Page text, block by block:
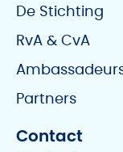
De Stichting
RvA & CvA
Partners
Contact